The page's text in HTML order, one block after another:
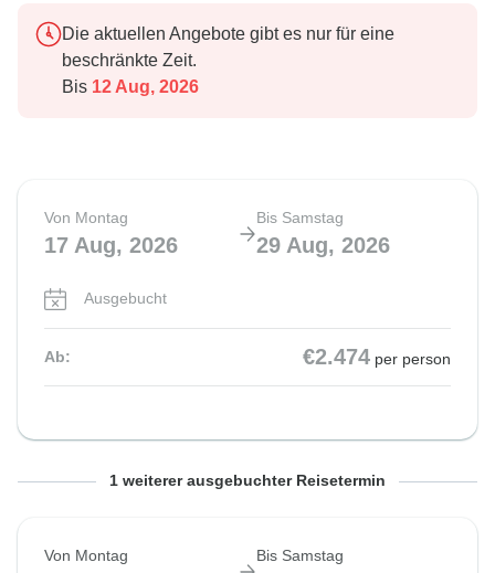
Die aktuellen Angebote gibt es nur für eine
beschränkte Zeit.
Bis 12 Aug, 2026
Von Montag
17 Aug, 2026
Bis Samstag
29 Aug, 2026
Ausgebucht
Ab: €2.474 per person
Von Montag Bis Samstag
Ausgebucht
1 weiterer ausgebuchter Reisetermin
Von Montag Bis Samstag